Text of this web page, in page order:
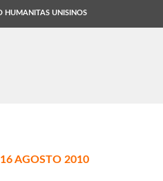
HUMANITAS UNISINOS
AGOSTO 2010